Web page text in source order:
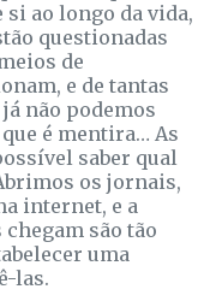
ao longo da vida,
questionadas
de
e de tantas
não podemos
é mentira… As
saber qual
os jornais,
internet, e a
são tão
uma
las.